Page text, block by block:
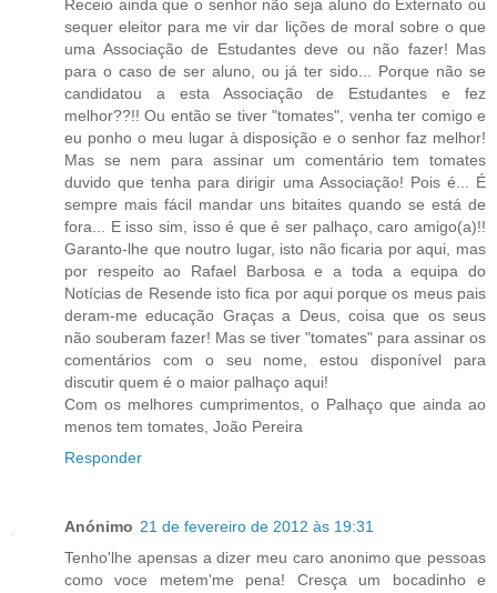
Receio ainda que o senhor não seja aluno do Externato ou
sequer eleitor para me vir dar lições de moral sobre o que
uma Associação de Estudantes deve ou não fazer! Mas
para o caso de ser aluno, ou já ter sido... Porque não se
candidatou a esta Associação de Estudantes e fez
melhor??!! Ou então se tiver "tomates", venha ter comigo e
eu ponho o meu lugar à disposição e o senhor faz melhor!
Mas se nem para assinar um comentário tem tomates
duvido que tenha para dirigir uma Associação! Pois é... É
sempre mais fácil mandar uns bitaites quando se está de
fora... E isso sim, isso é que é ser palhaço, caro amigo(a)!!
Garanto-lhe que noutro lugar, isto não ficaria por aqui, mas
por respeito ao Rafael Barbosa e a toda a equipa do
Notícias de Resende isto fica por aqui porque os meus pais
deram-me educação Graças a Deus, coisa que os seus
não souberam fazer! Mas se tiver "tomates" para assinar os
comentários com o seu nome, estou disponível para
discutir quem é o maior palhaço aqui!
Com os melhores cumprimentos, o Palhaço que ainda ao
menos tem tomates, João Pereira
Responder
Anónimo 21 de fevereiro de 2012 às 19:31
Tenho'lhe apensas a dizer meu caro anonimo que pessoas
como voce metem'me pena! Cresça um bocadinho e